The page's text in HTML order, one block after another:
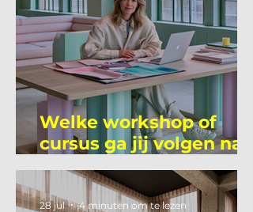
Welke workshop of
cursus ga jij volgen na
je vakantie?
28 jul 4 minuten om te lezen